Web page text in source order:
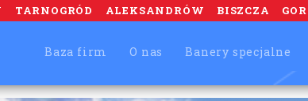
TARNOGRÓD ALEKSANDRÓW BISZCZA
Baza firm O nas Banery specjalne